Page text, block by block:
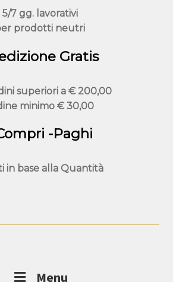
5/7 gg. lavorativi
prodotti neutri
Gratis
superiori a € 200,00
minimo€ 30,00
-Paghi
in base alla Quantità
Menu